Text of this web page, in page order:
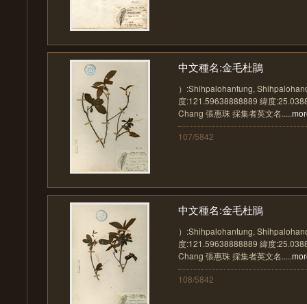
中文種名:金毛杜鵑
）:Shihpalohantung,
度:121.59638888889 緯度
Chang 張惠珠 採集者英文名.....
107/5842
中文種名:金毛杜鵑
）:Shihpalohantung,
度:121.59638888889 緯度
Chang 張惠珠 採集者英文名.....
108/5842